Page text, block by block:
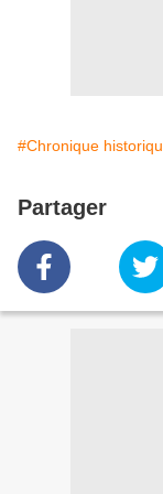
#Chronique
Partager